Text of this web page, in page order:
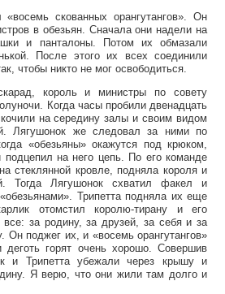
«восемь скованных орангутангов». Он
в обезьян. Сначала они надели на
и панталоны. Потом их обмазали
После этого их всех соединили
чтобы никто не мог освободиться.
король и министры по совету
Когда часы пробили двенадцать
на середину залы и своим видом
Лягушонок же следовал за ними по
«обезьяны» окажутся под крюком,
на него цепь. По его команде
стеклянной кровле, подняла короля и
Тогда Лягушонок схватил факел и
Трипетта подняла их еще
отомстил королю-тирану и его
за родину, за друзей, за себя и за
поджег их, и «восемь орангутангов»
горят очень хорошо. Совершив
и Трипетта убежали через крышу и
Я верю, что они жили там долго и